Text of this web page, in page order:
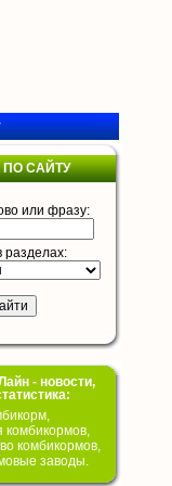
САЙТУ
или фразу:
разделах:
- новости,
комбикормов,
комбикормов,
заводы.